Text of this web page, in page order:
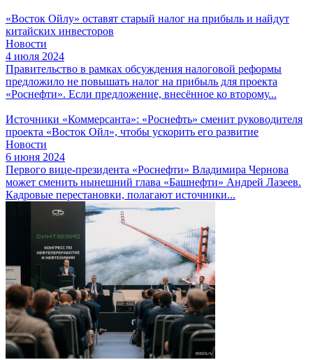
«Восток Ойлу» оставят старый налог на прибыль и найдут
китайских инвесторов
Новости
4 июля 2024
Правительство в рамках обсуждения налоговой реформы
предложило не повышать налог на прибыль для проекта
«Роснефти». Если предложение, внесённое ко второму...
Источники «Коммерсанта»: «Роснефть» сменит руководителя
проекта «Восток Ойл», чтобы ускорить его развитие
Новости
6 июня 2024
Первого вице-президента «Роснефти» Владимира Чернова
может сменить нынешний глава «Башнефти» Андрей Лазеев.
Кадровые перестановки, полагают источники...